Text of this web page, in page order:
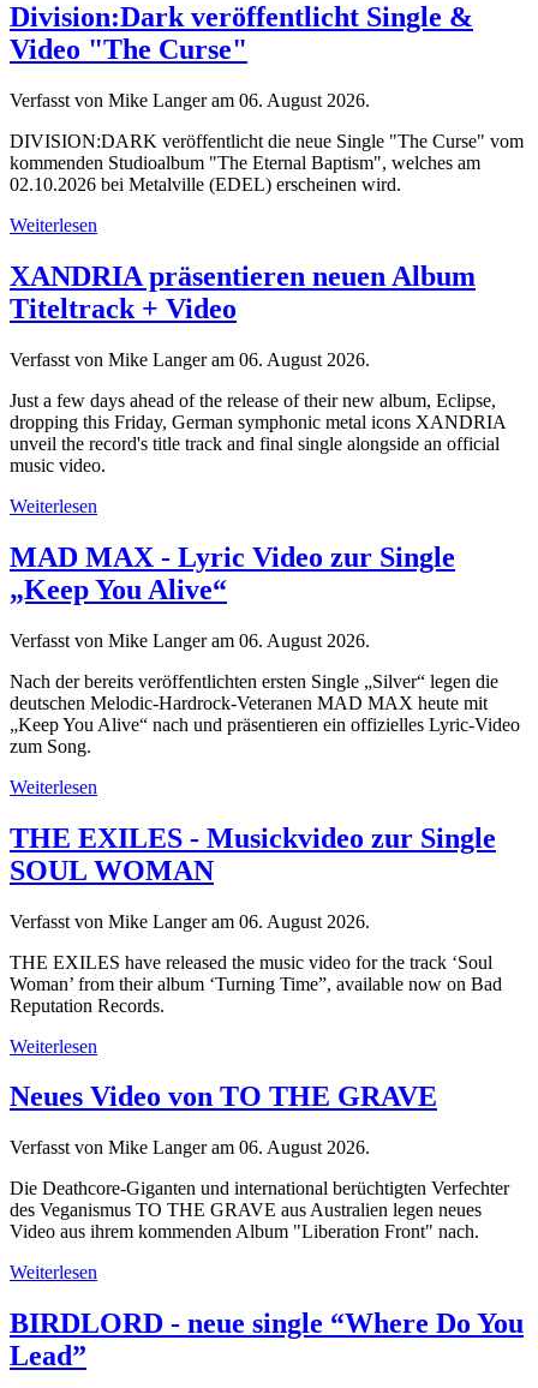
Division:Dark veröffentlicht Single &
Video "The Curse"
Verfasst von Mike Langer am 06. August 2026.
DIVISION:DARK veröffentlicht die neue Single "The Curse" vom
kommenden Studioalbum "The Eternal Baptism", welches am
02.10.2026 bei Metalville (EDEL) erscheinen wird.
Weiterlesen
XANDRIA präsentieren neuen Album
Titeltrack + Video
Verfasst von Mike Langer am 06. August 2026.
Just a few days ahead of the release of their new album, Eclipse,
dropping this Friday, German symphonic metal icons XANDRIA
unveil the record's title track and final single alongside an official
music video.
Weiterlesen
MAD MAX - Lyric Video zur Single
„Keep You Alive“
Verfasst von Mike Langer am 06. August 2026.
Nach der bereits veröffentlichten ersten Single „Silver“ legen die
deutschen Melodic-Hardrock-Veteranen MAD MAX heute mit
„Keep You Alive“ nach und präsentieren ein offizielles Lyric-Video
zum Song.
Weiterlesen
THE EXILES - Musickvideo zur Single
SOUL WOMAN
Verfasst von Mike Langer am 06. August 2026.
THE EXILES have released the music video for the track ‘Soul
Woman’ from their album ‘Turning Time”, available now on Bad
Reputation Records.
Weiterlesen
Neues Video von TO THE GRAVE
Verfasst von Mike Langer am 06. August 2026.
Die Deathcore-Giganten und international berüchtigten Verfechter
des Veganismus TO THE GRAVE aus Australien legen neues
Video aus ihrem kommenden Album "Liberation Front" nach.
Weiterlesen
BIRDLORD - neue single “Where Do You
Lead”